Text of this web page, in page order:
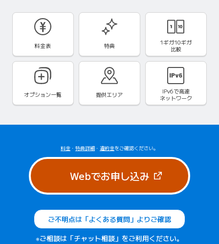
料金表 特典
1ギガ10ギガ
比較
オプション一覧 提供エリア IPv6で高速
ネットワーク
料金 ・ 特典詳細 ・ 違約金をご確認ください。
Webでお申し込み（新しいタブ
ご不明点は「よくある質問」よりご確認
※ご相談は「チャット相談」をご利用ください。